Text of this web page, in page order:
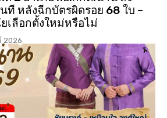
ที หลังฉีกบัตรผิดรอย 68 ใบ –
เลือกตั้งใหม่หรือไม่
2026